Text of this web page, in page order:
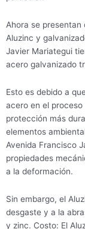
Ahora se
Aluzinc y
Javier Mariategui
acero galvanizado
Esto es debido a
acero en el
protección más
elementos
Avenida Francisco
propiedades
a la deformación.
Sin embargo, el
desgaste y a la
y zinc. Costo: El